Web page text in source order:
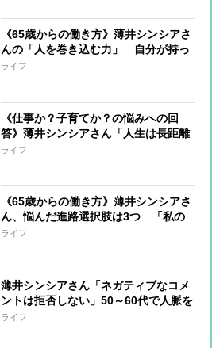
《65歳からの働き方》薄井シンシアさ
んの「人を巻き込む力」 自分が持っ
ている”3つの力”を活かして今始めた
ライフ
《仕事か？子育てか？の悩みへの回
答》薄井シンシアさん「人生は長距離
マラソン。水を飲み、バナナを食べて
ライフ
《65歳からの働き方》薄井シンシアさ
ん、悩んだ進路選択肢は3つ 「私の
キャリアの築き方は東京メトロ」と
ライフ
薄井シンシアさん「ネガティブなコメ
ントは拒否しない」50～60代で人脈を
広げるコツは他人の役に立つこと
ライフ